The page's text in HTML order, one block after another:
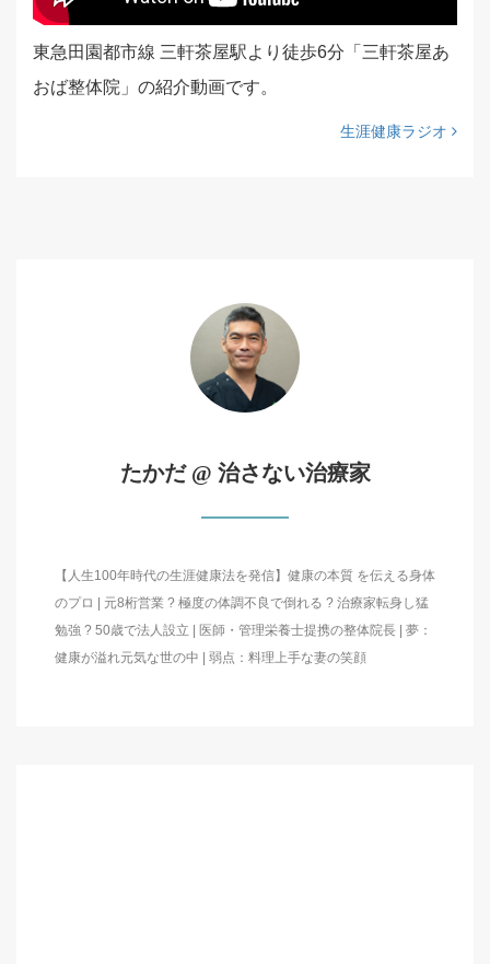
東急田園都市線 三軒茶屋駅より徒歩6分「三軒茶屋あ
おば整体院」の紹介動画です。
生涯健康ラジオ
たかだ @ 治さない治療家
【人生100年時代の生涯健康法を発信】健康の本質 を伝える身体
のプロ | 元8桁営業 ? 極度の体調不良で倒れる ? 治療家転身し猛
勉強 ? 50歳で法人設立 | 医師・管理栄養士提携の整体院長 | 夢：
健康が溢れ元気な世の中 | 弱点：料理上手な妻の笑顔